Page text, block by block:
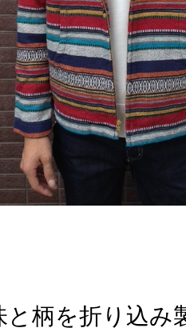
と柄を折り込み